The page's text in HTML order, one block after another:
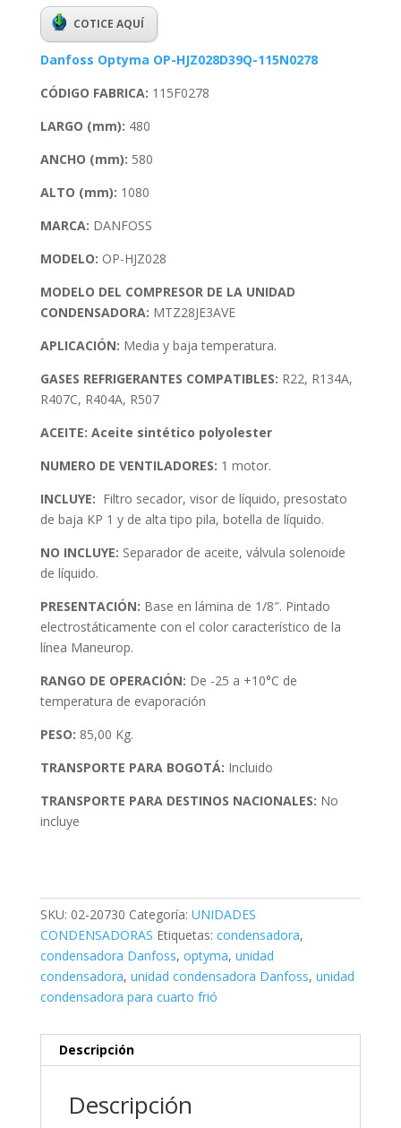
COTICE AQUÍ
Danfoss Optyma OP-HJZ028D39Q-115N0278
CÓDIGO FABRICA: 115F0278
LARGO (mm): 480
ANCHO (mm): 580
ALTO (mm): 1080
MARCA: DANFOSS
MODELO: OP-HJZ028
MODELO DEL COMPRESOR DE LA UNIDAD
CONDENSADORA: MTZ28JE3AVE
APLICACIÓN: Media y baja temperatura.
GASES REFRIGERANTES COMPATIBLES: R22, R134A,
R407C, R404A, R507
ACEITE: Aceite sintético polyolester
NUMERO DE VENTILADORES: 1 motor.
INCLUYE: Filtro secador, visor de líquido, presostato
de baja KP 1 y de alta tipo pila, botella de líquido.
NO INCLUYE: Separador de aceite, válvula solenoide
de líquido.
PRESENTACIÓN: Base en lámina de 1/8″. Pintado
electrostáticamente con el color característico de la
línea Maneurop.
RANGO DE OPERACIÓN: De -25 a +10°C de
temperatura de evaporación
PESO: 85,00 Kg.
TRANSPORTE PARA BOGOTÁ: Incluido
TRANSPORTE PARA DESTINOS NACIONALES: No
incluye
SKU: 02-20730 Categoría: UNIDADES
CONDENSADORAS Etiquetas: condensadora,
condensadora Danfoss, optyma, unidad
condensadora, unidad condensadora Danfoss, unidad
condensadora para cuarto frió
Descripción
Descripción